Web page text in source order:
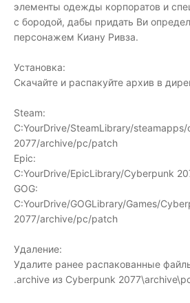
элементы одежды корпоратов и
с бородой, дабы придать Ви
персонажем Киану Ривза.
Установка:
Скачайте и распакуйте архив в
Steam:
C:YourDrive/SteamLibrary/
2077/archive/pc/patch
Epic:
C:YourDrive/EpicLibrary/Cyberpunk
GOG:
C:YourDrive/GOGLibrary/Games/
2077/archive/pc/patch
Удаление:
Удалите ранее распакованные
.archive из Cyberpunk